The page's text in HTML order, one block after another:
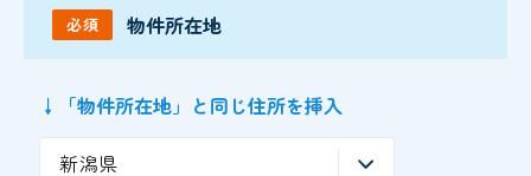
必須 物件所在地
↓「物件所在地」と同じ住所を挿入